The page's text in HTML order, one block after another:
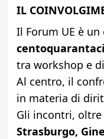
IL
Il Forum UE è
tra workshop e
Al centro, il
in materia di
Gli incontri, oltre
Strasburgo,